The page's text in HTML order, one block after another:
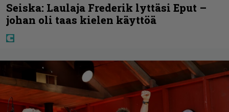
Seiska: Laulaja Frederik lyttäsi Eput –
johan oli taas kielen käyttöä